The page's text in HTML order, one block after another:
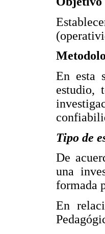
En esta
estudio,
Tipo de
De
una
formada
En